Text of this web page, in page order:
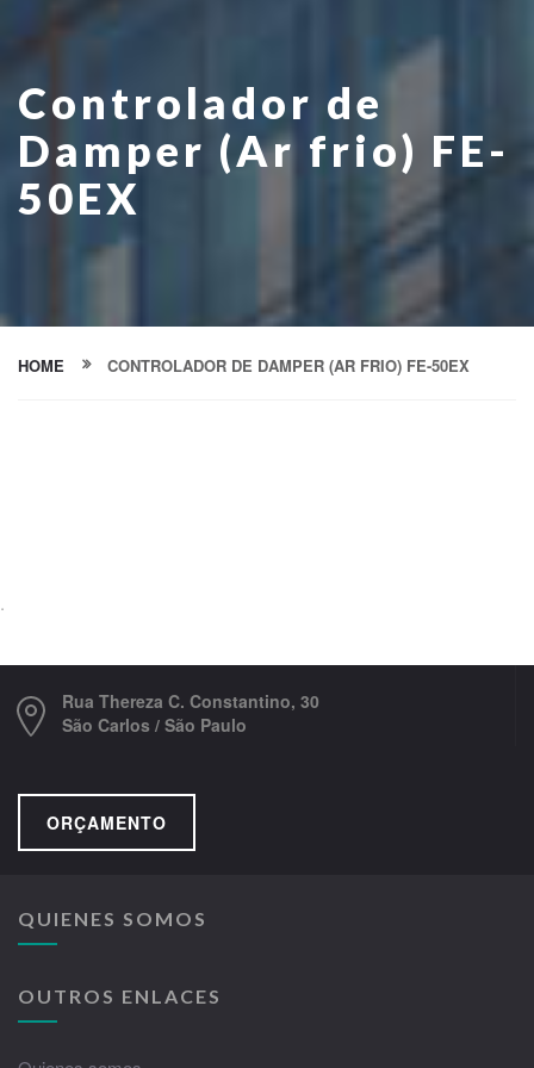
Controlador de
Damper (Ar frio) FE-
50EX
HOME CONTROLADOR DE DAMPER (AR FRIO) FE-50EX
.
Rua Thereza C. Constantino, 30
São Carlos / São Paulo
ORÇAMENTO
QUIENES SOMOS
OUTROS ENLACES